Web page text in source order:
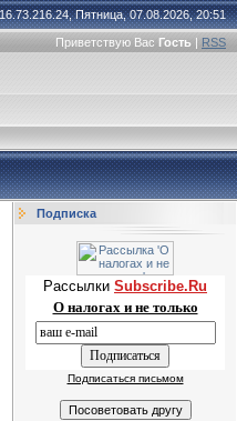
Пятница, 07.08.2026, 20:51
Приветствую Вас Гость | RSS
Подписка
Рассылки Subscribe.Ru
О налогах и не только
Подписаться письмом